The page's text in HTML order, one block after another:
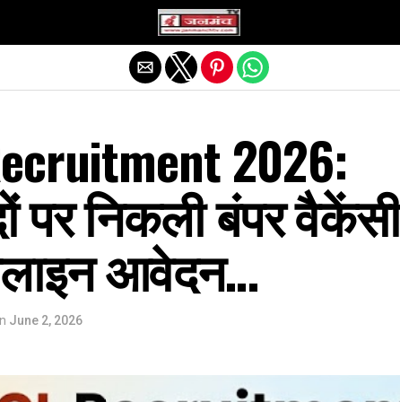
2026:
पर निकली बंपर
आवेदन…
June 2, 2026
Exit mobile version